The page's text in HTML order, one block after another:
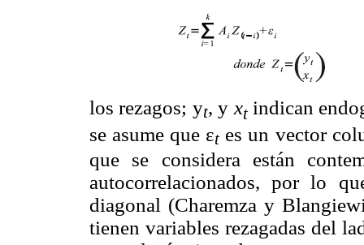
los rezagos; yt, y xtindican
se asume que εtes un vector
que se considera están
autocorrelacionados, por lo
diagonal (Charemza y
tienen variables rezagadas del